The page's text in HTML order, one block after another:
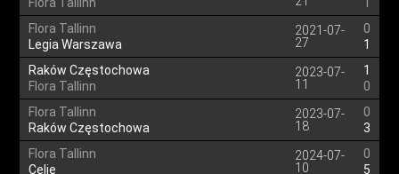
Flora Tallinn
Legia Warszawa
2021-07-
27
0
1
Raków Częstochowa
Flora Tallinn
2023-07-
11
1
0
Flora Tallinn
Raków Częstochowa
2023-07-
18
0
3
Flora Tallinn
Celje
2024-07-
10
0
5